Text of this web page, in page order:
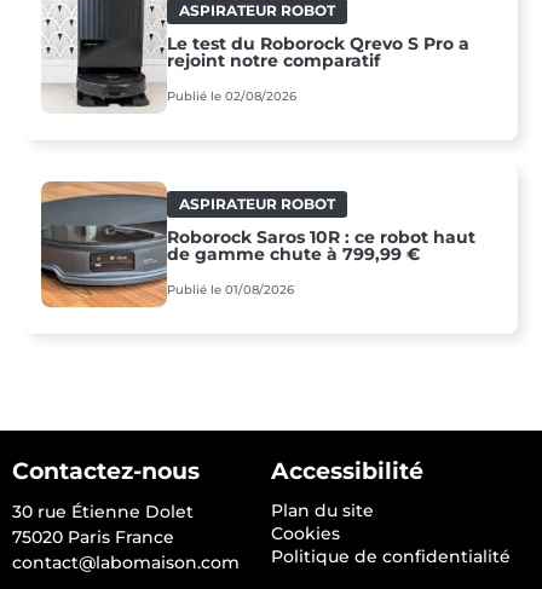
ASPIRATEUR ROBOT
Le test du Roborock Qrevo S Pro a
rejoint notre comparatif
Publié le 02/08/2026
ASPIRATEUR ROBOT
Roborock Saros 10R : ce robot haut
de gamme chute à 799,99 €
Publié le 01/08/2026
Contactez-nous
30 rue Étienne Dolet
75020 Paris France
contact@labomaison.com
Accessibilité
Plan du site
Cookies
Politique de confidentialité